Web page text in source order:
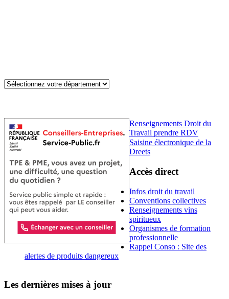
Renseignements Droit du
Travail prendre RDV
Saisine électronique de la
Dreets
Accès direct
Infos droit du travail
Conventions collectives
Renseignements vins
spiritueux
Organismes de formation
professionnelle
Rappel Conso : Site des
alertes de produits dangereux
Les dernières mises à jour